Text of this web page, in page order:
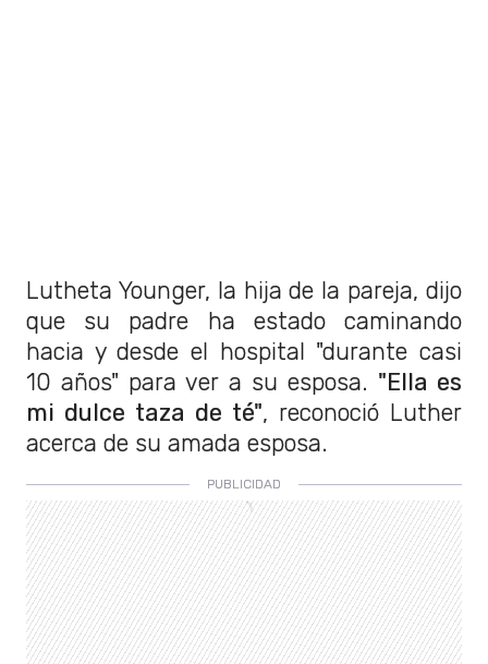
Lutheta Younger, la hija de la pareja, dijo
que su padre ha estado caminando
hacia y desde el hospital "durante casi
10 años" para ver a su esposa. "Ella es
mi dulce taza de té", reconoció Luther
acerca de su amada esposa.